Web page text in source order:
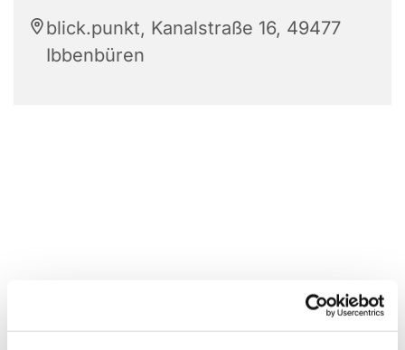
blick.punkt, Kanalstraße 16, 49477
Ibbenbüren